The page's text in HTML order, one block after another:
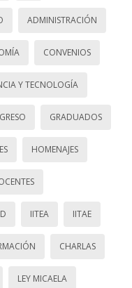
ADMINISTRACIÓN
CONVENIOS
Y TECNOLOGÍA
GRADUADOS
HOMENAJES
IITEA IITAE
CHARLAS
LEY MICAELA